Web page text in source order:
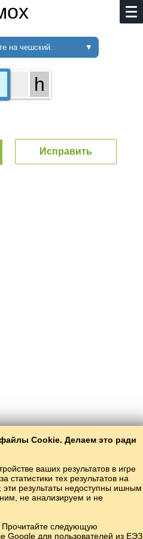
на чешский. ▼
Cookie. Делаем это ради
ваших результатов в игре
статистики тех результатов на
; эти результаты недоступны ишным
не анализируем и не
Прочитайте следующую
для пользователей из ЕЭЗ